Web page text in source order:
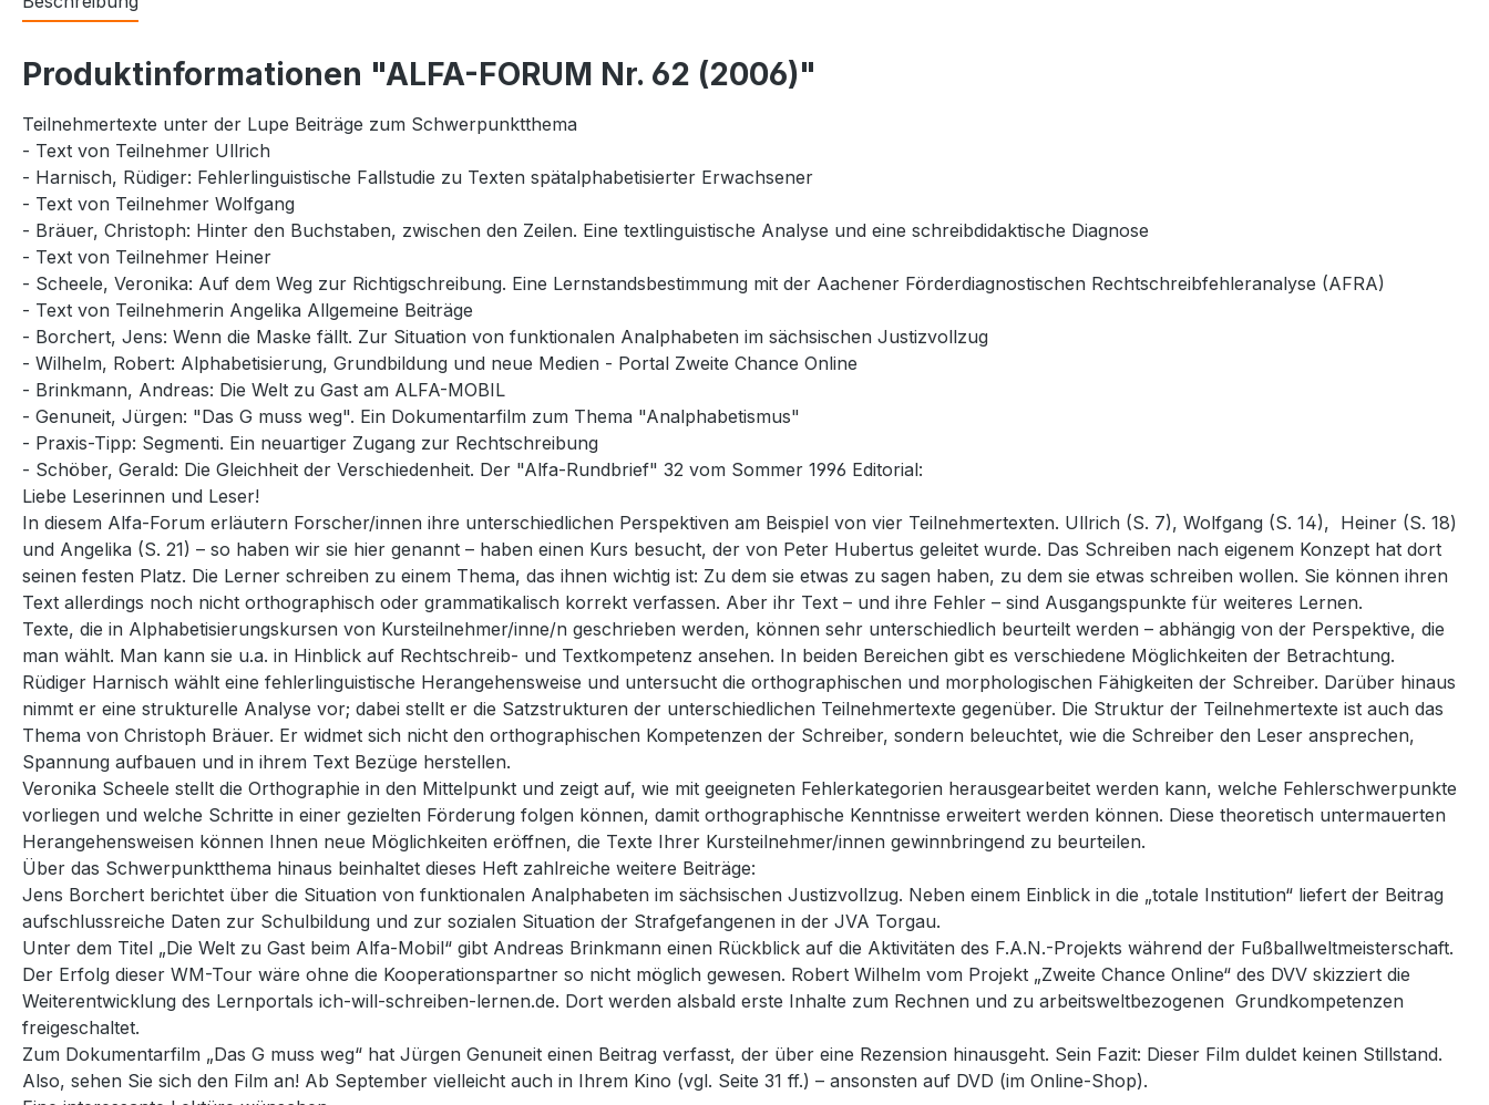
Produktinformationen "ALFA-FORUM Nr. 62 (2006)"
Teilnehmertexte unter der Lupe Beiträge zum Schwerpunktthema
- Text von Teilnehmer Ullrich
- Harnisch, Rüdiger: Fehlerlinguistische Fallstudie zu Texten spätalphabetisierter Erwachsener
- Text von Teilnehmer Wolfgang
- Bräuer, Christoph: Hinter den Buchstaben, zwischen den Zeilen. Eine textlinguistische Analyse und eine schreibdidaktische Diagnose
- Text von Teilnehmer Heiner
- Scheele, Veronika: Auf dem Weg zur Richtigschreibung. Eine Lernstandsbestimmung mit der Aachener Förderdiagnostischen Rechtschreibfehleranalyse (AFRA)
- Text von Teilnehmerin Angelika Allgemeine Beiträge
- Borchert, Jens: Wenn die Maske fällt. Zur Situation von funktionalen Analphabeten im sächsischen Justizvollzug
- Wilhelm, Robert: Alphabetisierung, Grundbildung und neue Medien - Portal Zweite Chance Online
- Brinkmann, Andreas: Die Welt zu Gast am ALFA-MOBIL
- Genuneit, Jürgen: "Das G muss weg". Ein Dokumentarfilm zum Thema "Analphabetismus"
- Praxis-Tipp: Segmenti. Ein neuartiger Zugang zur Rechtschreibung
- Schöber, Gerald: Die Gleichheit der Verschiedenheit. Der "Alfa-Rundbrief" 32 vom Sommer 1996 Editorial:
Liebe Leserinnen und Leser!
In diesem Alfa-Forum erläutern Forscher/innen ihre unterschiedlichen Perspektiven am Beispiel von vier Teilnehmertexten. Ullrich (S. 7), Wolfgang (S. 14), Heiner (S. 18)
und Angelika (S. 21) – so haben wir sie hier genannt – haben einen Kurs besucht, der von Peter Hubertus geleitet wurde. Das Schreiben nach eigenem Konzept hat dort
seinen festen Platz. Die Lerner schreiben zu einem Thema, das ihnen wichtig ist: Zu dem sie etwas zu sagen haben, zu dem sie etwas schreiben wollen. Sie können ihren
Text allerdings noch nicht orthographisch oder grammatikalisch korrekt verfassen. Aber ihr Text – und ihre Fehler – sind Ausgangspunkte für weiteres Lernen.
Texte, die in Alphabetisierungskursen von Kursteilnehmer/inne/n geschrieben werden, können sehr unterschiedlich beurteilt werden – abhängig von der Perspektive, die
man wählt. Man kann sie u.a. in Hinblick auf Rechtschreib- und Textkompetenz ansehen. In beiden Bereichen gibt es verschiedene Möglichkeiten der Betrachtung.
Rüdiger Harnisch wählt eine fehlerlinguistische Herangehensweise und untersucht die orthographischen und morphologischen Fähigkeiten der Schreiber. Darüber hinaus
nimmt er eine strukturelle Analyse vor; dabei stellt er die Satzstrukturen der unterschiedlichen Teilnehmertexte gegenüber. Die Struktur der Teilnehmertexte ist auch das
Thema von Christoph Bräuer. Er widmet sich nicht den orthographischen Kompetenzen der Schreiber, sondern beleuchtet, wie die Schreiber den Leser ansprechen,
Spannung aufbauen und in ihrem Text Bezüge herstellen.
Veronika Scheele stellt die Orthographie in den Mittelpunkt und zeigt auf, wie mit geeigneten Fehlerkategorien herausgearbeitet werden kann, welche Fehlerschwerpunkte
vorliegen und welche Schritte in einer gezielten Förderung folgen können, damit orthographische Kenntnisse erweitert werden können. Diese theoretisch untermauerten
Herangehensweisen können Ihnen neue Möglichkeiten eröffnen, die Texte Ihrer Kursteilnehmer/innen gewinnbringend zu beurteilen.
Über das Schwerpunktthema hinaus beinhaltet dieses Heft zahlreiche weitere Beiträge:
Jens Borchert berichtet über die Situation von funktionalen Analphabeten im sächsischen Justizvollzug. Neben einem Einblick in die „totale Institution“ liefert der Beitrag
aufschlussreiche Daten zur Schulbildung und zur sozialen Situation der Strafgefangenen in der JVA Torgau.
Unter dem Titel „Die Welt zu Gast beim Alfa-Mobil“ gibt Andreas Brinkmann einen Rückblick auf die Aktivitäten des F.A.N.-Projekts während der Fußballweltmeisterschaft.
Der Erfolg dieser WM-Tour wäre ohne die Kooperationspartner so nicht möglich gewesen. Robert Wilhelm vom Projekt „Zweite Chance Online“ des DVV skizziert die
Weiterentwicklung des Lernportals ich-will-schreiben-lernen.de. Dort werden alsbald erste Inhalte zum Rechnen und zu arbeitsweltbezogenen Grundkompetenzen
freigeschaltet.
Zum Dokumentarfilm „Das G muss weg“ hat Jürgen Genuneit einen Beitrag verfasst, der über eine Rezension hinausgeht. Sein Fazit: Dieser Film duldet keinen Stillstand.
Also, sehen Sie sich den Film an! Ab September vielleicht auch in Ihrem Kino (vgl. Seite 31 ff.) – ansonsten auf DVD (im Online-Shop).